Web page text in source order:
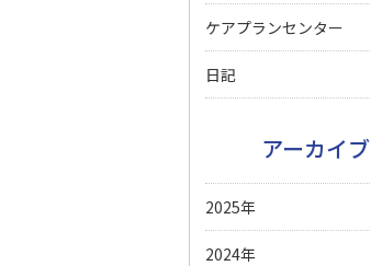
ケアプランセンター
日記
アーカイブ
2025
2024